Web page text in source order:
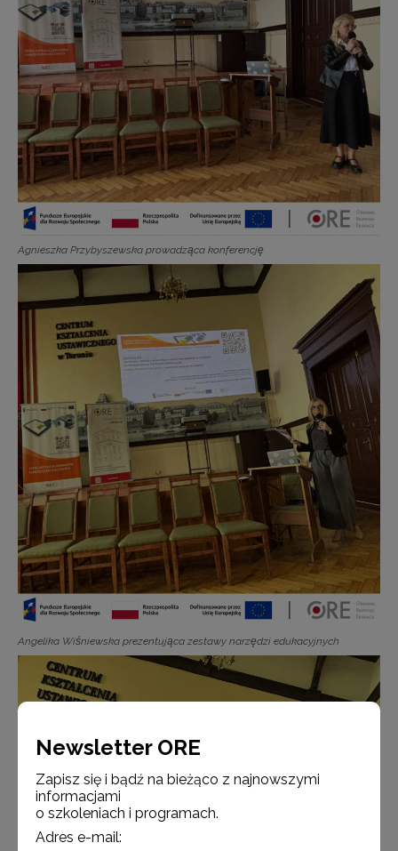
Agnieszka Przybyszewska prowadząca konferencję
Angelika Wiśniewska prezentująca zestawy narzędzi edukacyjnych
Newsletter ORE
Zapisz się i bądź na bieżąco z najnowszymi
informacjami
o szkoleniach i programach.
Adres e-mail: